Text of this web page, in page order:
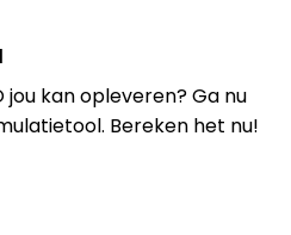
jou kan opleveren? Ga nu
Bereken het nu!